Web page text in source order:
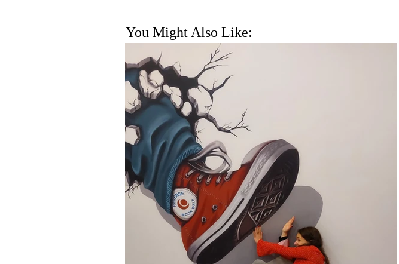
You Might Also Like: